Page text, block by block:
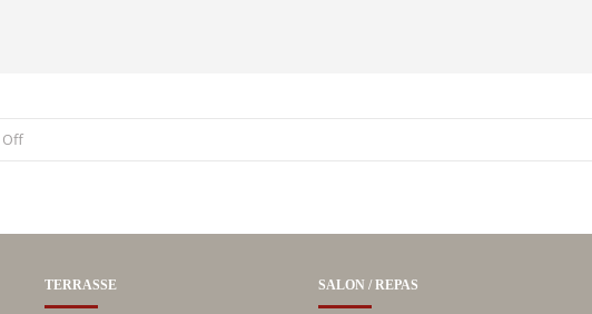
Off
TERRASSE SALON / REPAS